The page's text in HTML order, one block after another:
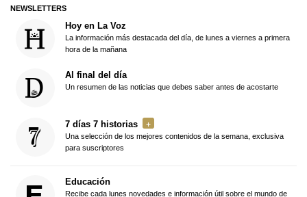
NEWSLETTERS
Hoy en La Voz
La información más destacada del día, de lunes a viernes a primera
hora de la mañana
Al final del día
Un resumen de las noticias que debes saber antes de acostarte
7 días 7 historias
Una selección de los mejores contenidos de la semana, exclusiva
para suscriptores
Educación
Recibe cada lunes novedades e información útil sobre el mundo de